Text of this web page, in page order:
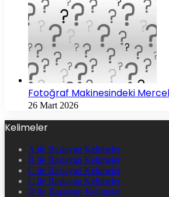
Fotoğraf Makinesindeki
26 Mart 2026
Kelimeler
A ile Başlayan Kelimeler
B ile Başlayan Kelimeler
C ile Başlayan Kelimeler
Ç ile Başlayan Kelimeler
D ile Başlayan Kelimeler